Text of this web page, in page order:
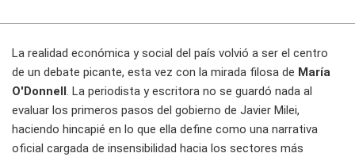
La realidad económica y social del país volvió a ser el centro
de un debate picante, esta vez con la mirada filosa de María
O'Donnell. La periodista y escritora no se guardó nada al
evaluar los primeros pasos del gobierno de Javier Milei,
haciendo hincapié en lo que ella define como una narrativa
oficial cargada de insensibilidad hacia los sectores más